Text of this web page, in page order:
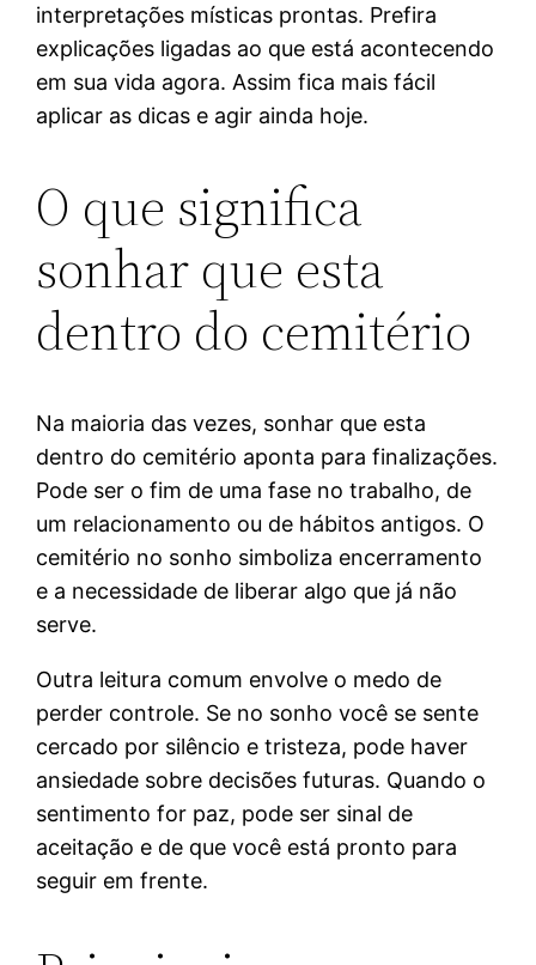
interpretações místicas prontas. Prefira
explicações ligadas ao que está acontecendo
em sua vida agora. Assim fica mais fácil
aplicar as dicas e agir ainda hoje.
O que significa
sonhar que esta
dentro do cemitério
Na maioria das vezes, sonhar que esta
dentro do cemitério aponta para finalizações.
Pode ser o fim de uma fase no trabalho, de
um relacionamento ou de hábitos antigos. O
cemitério no sonho simboliza encerramento
e a necessidade de liberar algo que já não
serve.
Outra leitura comum envolve o medo de
perder controle. Se no sonho você se sente
cercado por silêncio e tristeza, pode haver
ansiedade sobre decisões futuras. Quando o
sentimento for paz, pode ser sinal de
aceitação e de que você está pronto para
seguir em frente.